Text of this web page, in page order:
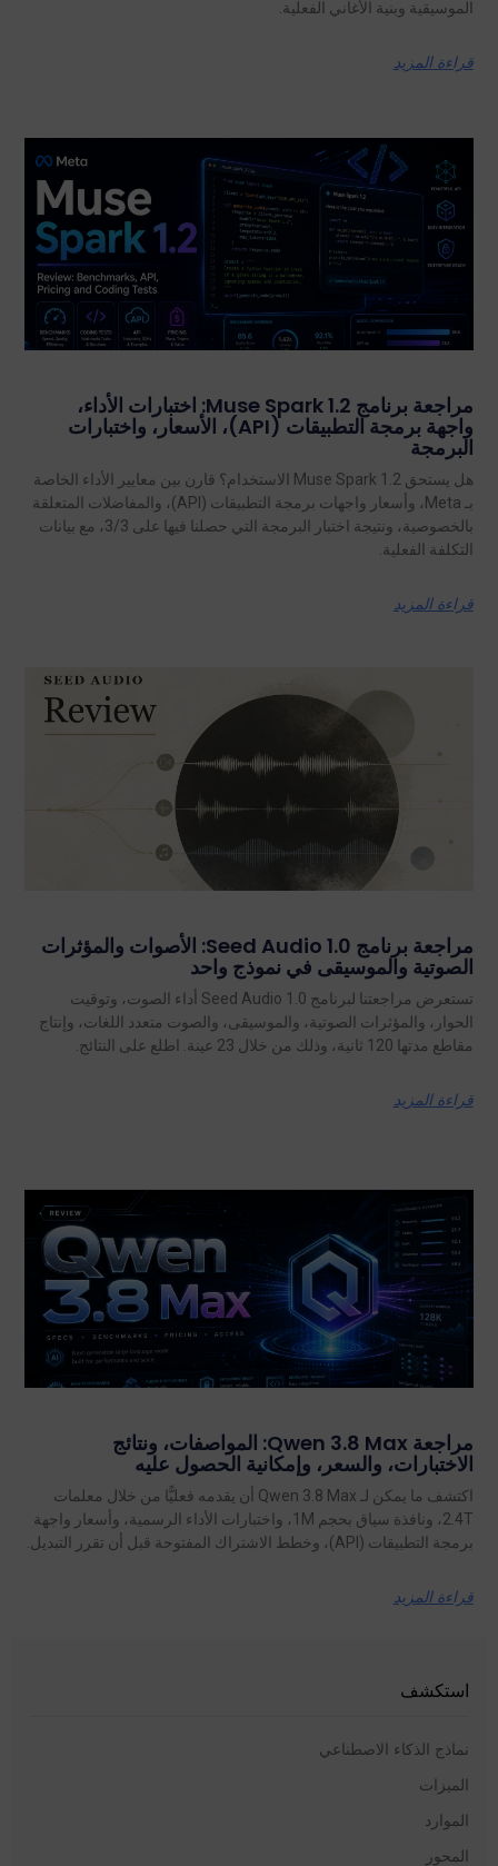
الموسيقية وبنية الأغاني الفعلية.
قراءة المزيد
مراجعة برنامج Muse Spark 1.2: اختبارات الأداء،
واجهة برمجة التطبيقات (API)، الأسعار، واختبارات
البرمجة
هل يستحق Muse Spark 1.2 الاستخدام؟ قارن بين معايير الأداء الخاصة
بـ Meta، وأسعار واجهات برمجة التطبيقات (API)، والمفاضلات المتعلقة
بالخصوصية، ونتيجة اختبار البرمجة التي حصلنا فيها على 3/3، مع بيانات
التكلفة الفعلية.
قراءة المزيد
مراجعة برنامج Seed Audio 1.0: الأصوات والمؤثرات
الصوتية والموسيقى في نموذج واحد
تستعرض مراجعتنا لبرنامج Seed Audio 1.0 أداء الصوت، وتوقيت
الحوار، والمؤثرات الصوتية، والموسيقى، والصوت متعدد اللغات، وإنتاج
مقاطع مدتها 120 ثانية، وذلك من خلال 23 عينة. اطلع على النتائج.
قراءة المزيد
مراجعة Qwen 3.8 Max: المواصفات، ونتائج
الاختبارات، والسعر، وإمكانية الحصول عليه
اكتشف ما يمكن لـ Qwen 3.8 Max أن يقدمه فعليًّا من خلال معلمات
2.4T، ونافذة سياق بحجم 1M، واختبارات الأداء الرسمية، وأسعار واجهة
برمجة التطبيقات (API)، وخطط الاشتراك المفتوحة قبل أن تقرر التبديل.
قراءة المزيد
استكشف
نماذج الذكاء الاصطناعي
الميزات
الموارد
المحور